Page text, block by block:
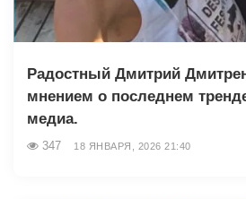
Радостный Дмитрий
мнением о последнем
медиа.
347 18 ЯНВАРЯ, 2026 21:40